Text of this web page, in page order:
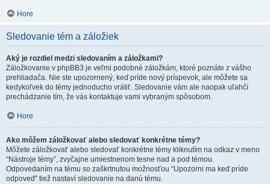
Hore
Sledovanie tém a záložiek
Aký je rozdiel medzi sledovaním a záložkami?
Záložkovanie v phpBB3 je veľmi podobné záložkám, ktoré poznáte z vášho
prehliadača. Nie ste upozornený, keď príde nový príspevok, ale môžete sa
kedykoľvek do témy jednoducho vrátiť. Sledovanie vám ale naopak uľahčí
prechádzanie tím, že vás kontaktuje vami vybraným spôsobom.
Hore
Ako môžem záložkovať alebo sledovať konkrétne témy?
Môžete záložkovať alebo sledovať konkrétne témy kliknutím na odkaz v meno
“Nástroje témy”, zvyčajne umiestnenom tesne nad a pod témou.
Odpovedaním na tému so zaškrtnutou možnosťou “Upozorni ma keď príde
odpoveď” tiež nastaví sledovanie na danú tému.